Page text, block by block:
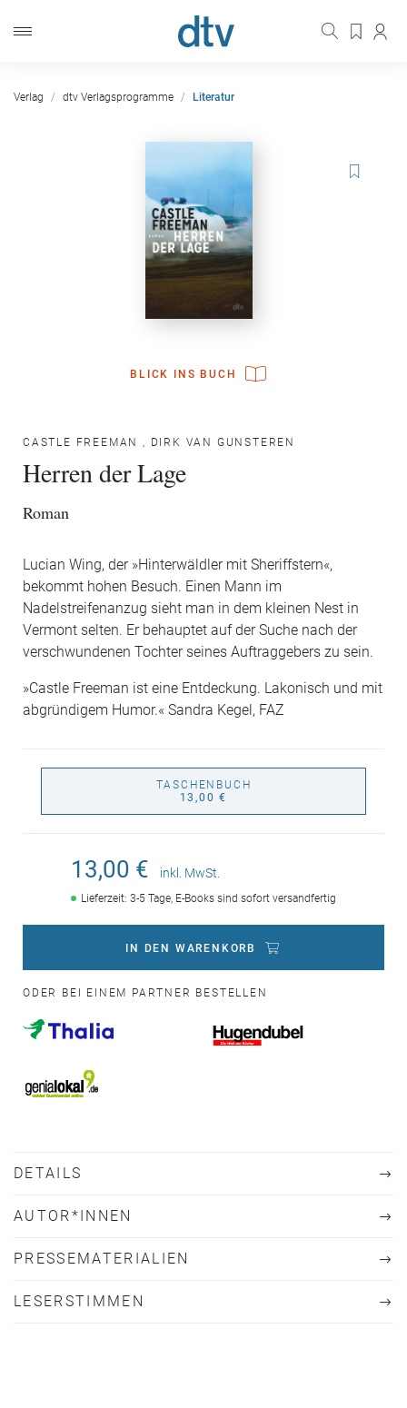
Verlag dtv Verlagsprogramme Literatur
BLICK INS BUCH
CASTLE FREEMAN , DIRK VAN GUNSTEREN
Herren der Lage
Roman
Lucian Wing, der »Hinterwäldler mit Sheriffstern«,
bekommt hohen Besuch. Einen Mann im
Nadelstreifenanzug sieht man in dem kleinen Nest in
Vermont selten. Er behauptet auf der Suche nach der
verschwundenen Tochter seines Auftraggebers zu sein.
»Castle Freeman ist eine Entdeckung. Lakonisch und mit
abgründigem Humor.« Sandra Kegel, FAZ
TASCHENBUCH
13,00 €
13,00 € inkl. MwSt.
Lieferzeit: 3-5 Tage, E-Books sind sofort versandfertig
IN DEN WARENKORB
ODER BEI EINEM PARTNER BESTELLEN
DETAILS
AUTOR*INNEN
PRESSEMATERIALIEN
LESERSTIMMEN